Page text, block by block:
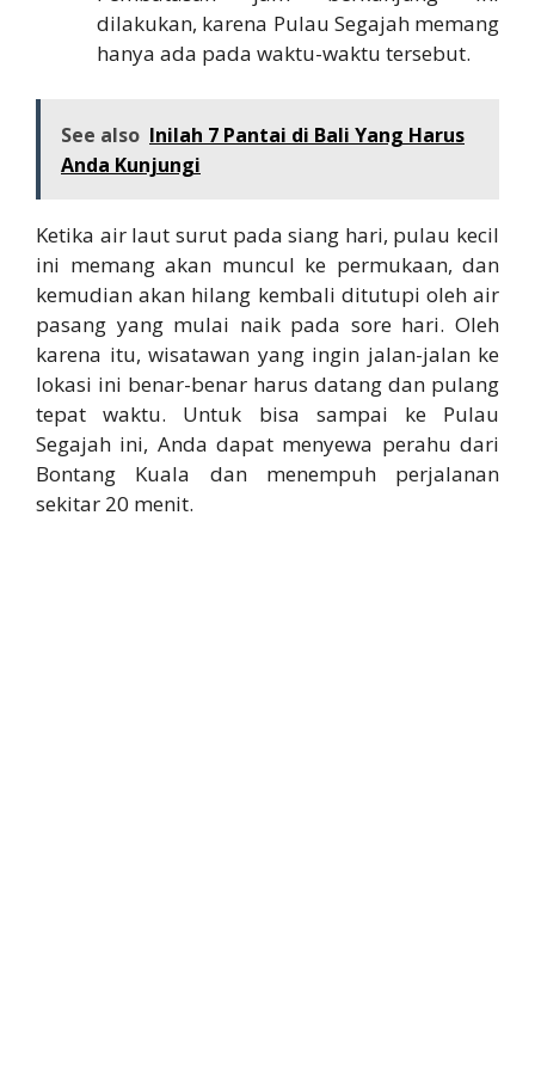
dilakukan, karena Pulau Segajah memang
hanya ada pada waktu-waktu tersebut.
See also Inilah 7 Pantai di Bali Yang Harus
Anda Kunjungi
Ketika air laut surut pada siang hari, pulau kecil
ini memang akan muncul ke permukaan, dan
kemudian akan hilang kembali ditutupi oleh air
pasang yang mulai naik pada sore hari. Oleh
karena itu, wisatawan yang ingin jalan-jalan ke
lokasi ini benar-benar harus datang dan pulang
tepat waktu. Untuk bisa sampai ke Pulau
Segajah ini, Anda dapat menyewa perahu dari
Bontang Kuala dan menempuh perjalanan
sekitar 20 menit.